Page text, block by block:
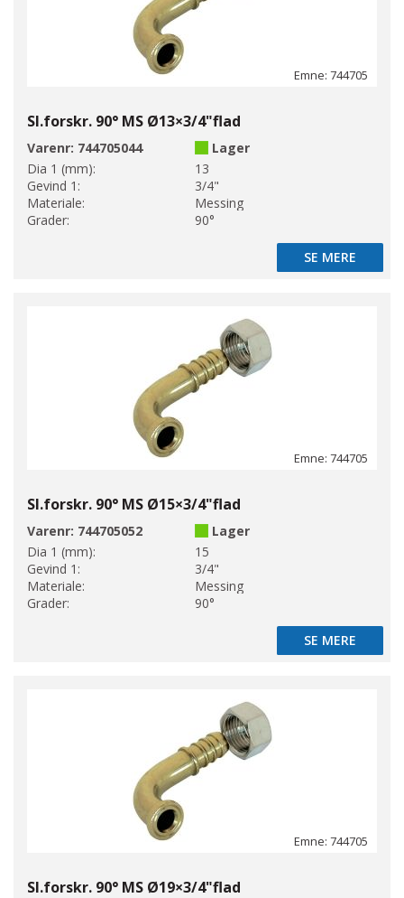
Emne: 744705
Sl.forskr. 90° MS Ø13×3/4"flad
Varenr: 744705044
Lager
Dia 1 (mm):
13
Gevind 1:
3/4"
Materiale:
Messing
Grader:
90°
SE MERE
SE MERE
Emne: 744705
Sl.forskr. 90° MS Ø15×3/4"flad
Varenr: 744705052
Lager
Dia 1 (mm):
15
Gevind 1:
3/4"
Materiale:
Messing
Grader:
90°
SE MERE
SE MERE
Emne: 744705
Sl.forskr. 90° MS Ø19×3/4"flad